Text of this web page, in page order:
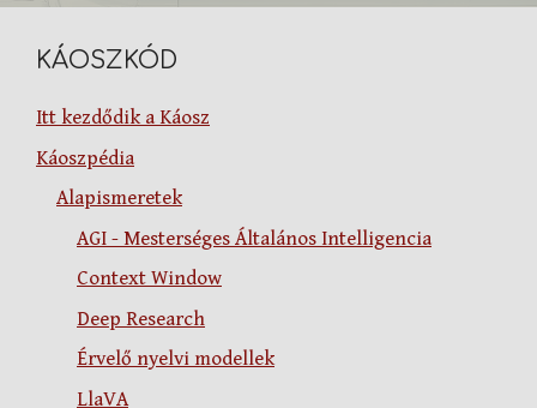
KÁOSZKÓD
Itt kezdődik a Káosz
Káoszpédia
Alapismeretek
AGI - Mesterséges Általános Intelligencia
Context Window
Deep Research
Érvelő nyelvi modellek
LlaVA